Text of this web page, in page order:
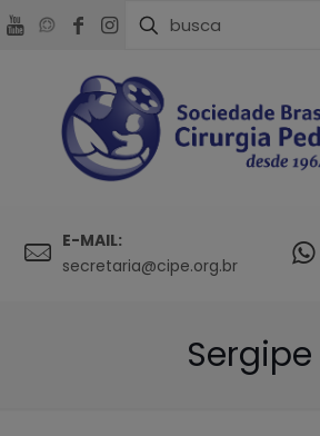
E-MAIL:
secretaria@cipe.org.br
Sergipe